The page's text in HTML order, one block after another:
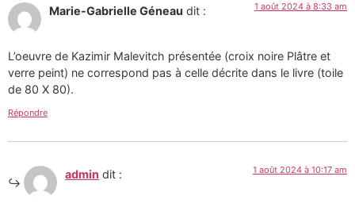
Marie-Gabrielle Géneau dit : 1 août 2024 à 8:33 am
L’oeuvre de Kazimir Malevitch présentée (croix noire Plâtre et
verre peint) ne correspond pas à celle décrite dans le livre (toile
de 80 X 80).
Répondre
admin dit : 1 août 2024 à 10:17 am